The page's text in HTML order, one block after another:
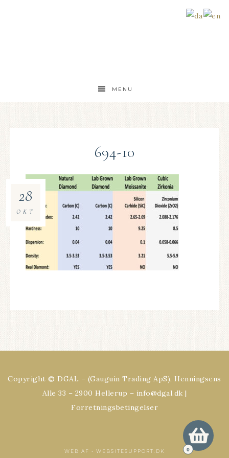
MENU
694-10
28
OKT
Copyright © DGAL – (Gauguin Trading ApS), Henningsens
Alle 33 – 2900 Hellerup – info@dgal.dk |
Forretningsbetingelser
WEB AF - WEBSITESUPPORT.DK 0